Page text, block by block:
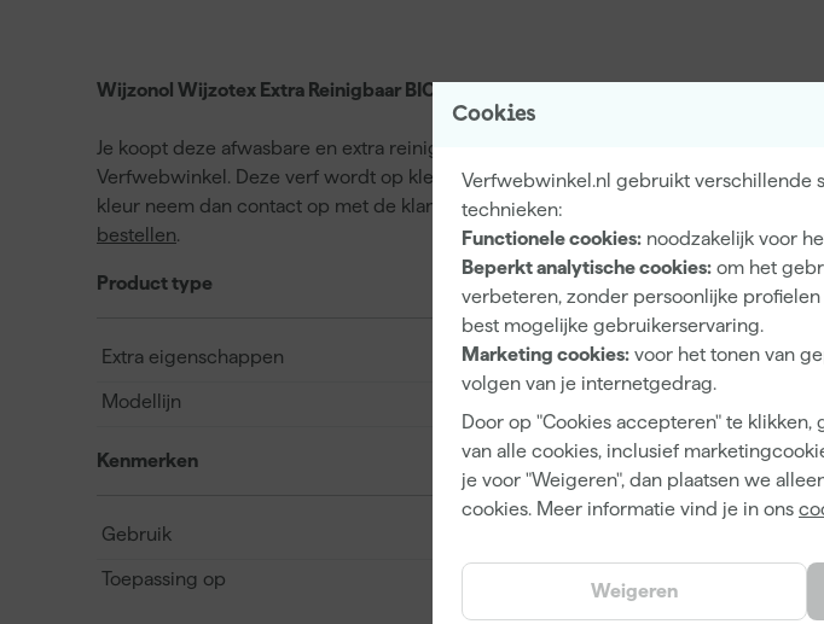
Cookies
Verfwebwinkel.nl gebruikt verschillende
technieken:
Functionele cookies: noodzakelijk voor
Beperkt analytische cookies: om het
verbeteren, zonder persoonlijke
best mogelijke gebruikerservaring.
Marketing cookies: voor het tonen van
volgen van je internetgedrag.
Door op "Cookies accepteren" te
van alle cookies, inclusief
je voor "Weigeren", dan plaatsen we
cookies. Meer informatie vind je in ons
Weigeren
Wijzonol Wijzotex Extra Reinigbaar BIOseries kopen bij Verfwebwinkel
Je koopt deze afwasbare en extra reinigbare binnenverf voor muren en plafonds
Verfwebwinkel. Deze verf wordt op kleur gemengd en kan niet geretourneerd
kleur neem dan contact op met de klantenservice. Wil je zakelijk bestellen lees dan
bestellen.
Product type
Extra eigenschappen
Modellijn
Kenmerken
Gebruik
Toepassing op
Bestaande